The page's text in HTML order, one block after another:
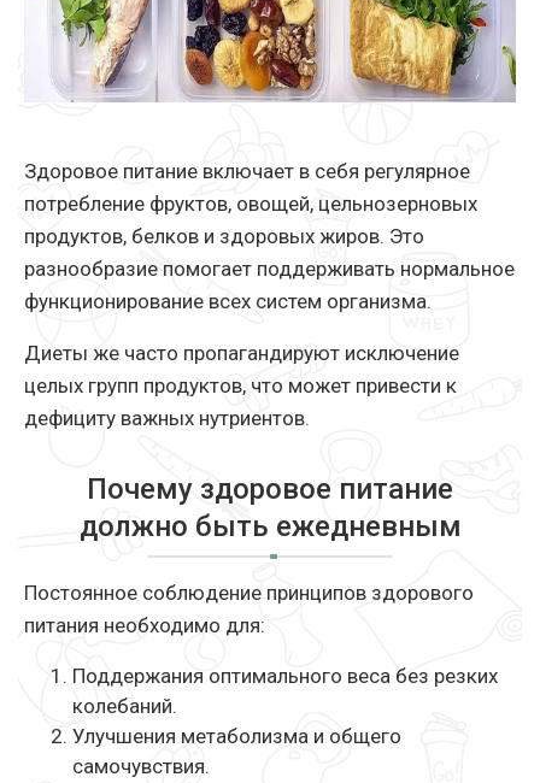
Здоровое питание включает в себя регулярное
потребление фруктов, овощей, цельнозерновых
продуктов, белков и здоровых жиров. Это
разнообразие помогает поддерживать нормальное
функционирование всех систем организма.
Диеты же часто пропагандируют исключение
целых групп продуктов, что может привести к
дефициту важных нутриентов.
Почему здоровое питание
должно быть ежедневным
Постоянное соблюдение принципов здорового
питания необходимо для:
Поддержания оптимального веса без резких
колебаний.
Улучшения метаболизма и общего
самочувствия.